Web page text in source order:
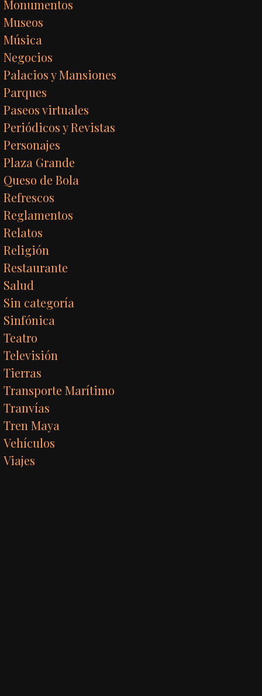
Monumentos
Museos
Música
Negocios
Palacios y Mansiones
Parques
Paseos virtuales
Periódicos y Revistas
Personajes
Plaza Grande
Queso de Bola
Refrescos
Reglamentos
Relatos
Religión
Restaurante
Salud
Sin categoría
Sinfónica
Teatro
Televisión
Tierras
Transporte Marítimo
Tranvías
Tren Maya
Vehículos
Viajes